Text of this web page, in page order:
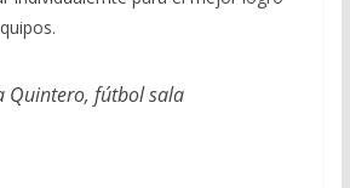
Quintero, fútbol sala